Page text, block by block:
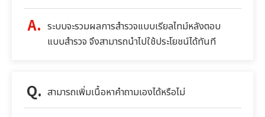
ระบบจะรวมผลการสำรวจแบบเรียลไทม์หลังตอบ
แบบสำรวจ จึงสามารถนำไปใช้ประโยชน์ได้ทันที
สามารถเพิ่มเนื้อหาคำถามเองได้หรือไม่